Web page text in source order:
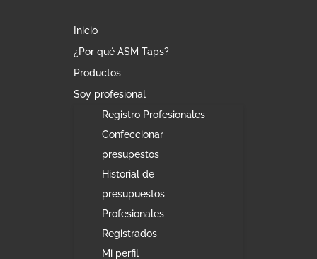
Inicio
¿Por qué ASM Taps?
Productos
Soy profesional
Registro Profesionales
Confeccionar
presupestos
Historial de
presupuestos
Profesionales
Registrados
Mi perfil